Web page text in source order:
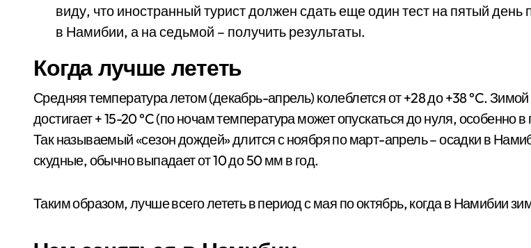
виду, что иностранный турист должен сдать еще один тест на пятый день
в Намибии, а на седьмой – получить результаты.
Когда лучше лететь
Средняя температура летом (декабрь-апрель) колеблется от +28 до +38 °C.
достигает + 15-20 °C (по ночам температура может опускаться до нуля, особенно в
Так называемый «сезон дождей» длится с ноября по март-апрель – осадки в
скудные, обычно выпадает от 10 до 50 мм в год.
Таким образом, лучше всего лететь в период с мая по октябрь, когда в Намибии